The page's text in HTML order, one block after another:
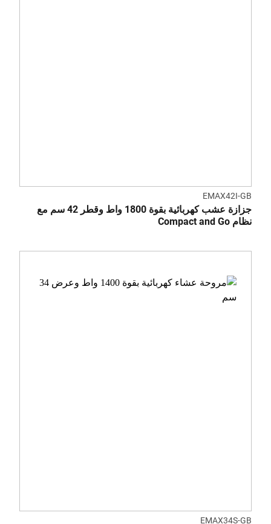
EMAX42I-GB
جزازة عشب كهربائية بقوة 1800 واط وقطر 42 سم مع
نظام Compact and Go
EMAX34S-GB